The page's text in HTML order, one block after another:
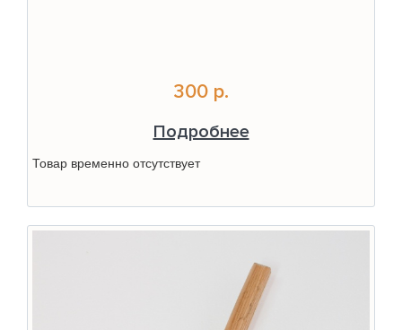
300 р.
Подробнее
Товар временно отсутствует